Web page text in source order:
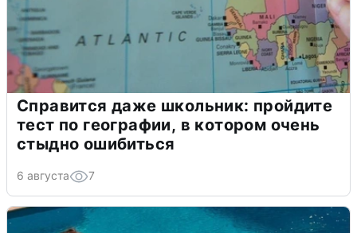
Справится даже школьник: пройдите
тест по географии, в котором очень
стыдно ошибиться
6 августа 7